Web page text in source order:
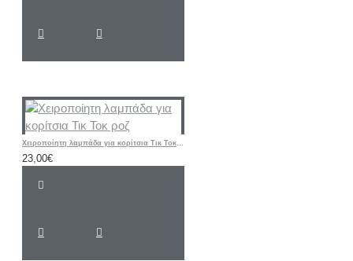
Χειροποίητη λαμπάδα για κορίτσια Τικ Τοκ ροζ
23,00€